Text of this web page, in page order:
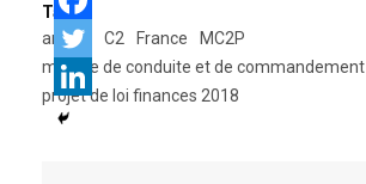
Tags:
armée
C2 France
MC2P
module de conduite et de commandement
projet de loi finances 2018